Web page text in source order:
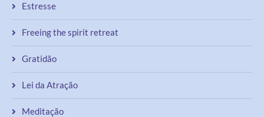
Estresse
Freeing the spirit retreat
Gratidão
Lei da Atração
Meditação